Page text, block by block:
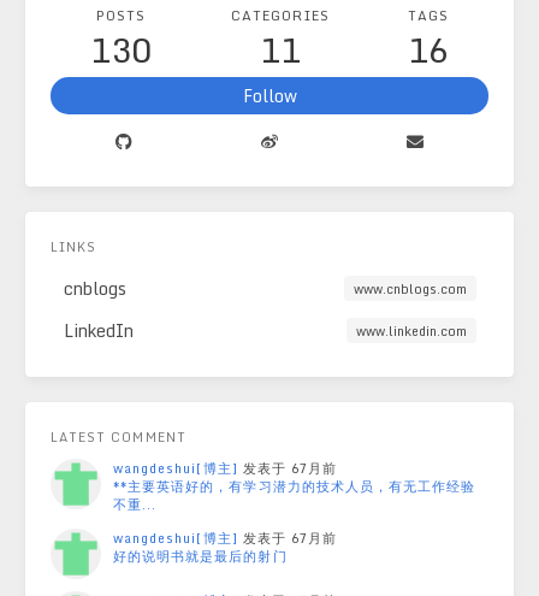
POSTS
130
CATEGORIES
11
TAGS
16
Follow
LINKS
cnblogs www.cnblogs.com
LinkedIn www.linkedin.com
LATEST COMMENT
wangdeshui[博主] 发表于 67月前
**主要英语好的，有学习潜力的技术人员，有无工作经验
不重...
wangdeshui[博主] 发表于 67月前
好的说明书就是最后的射门